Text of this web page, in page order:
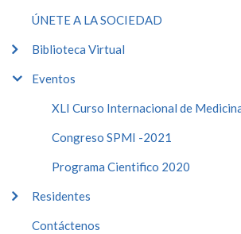
ÚNETE A LA SOCIEDAD
Biblioteca Virtual
Eventos
XLI Curso Internacional de
Congreso SPMI -2021
Programa Cientifico 2020
Residentes
Contáctenos